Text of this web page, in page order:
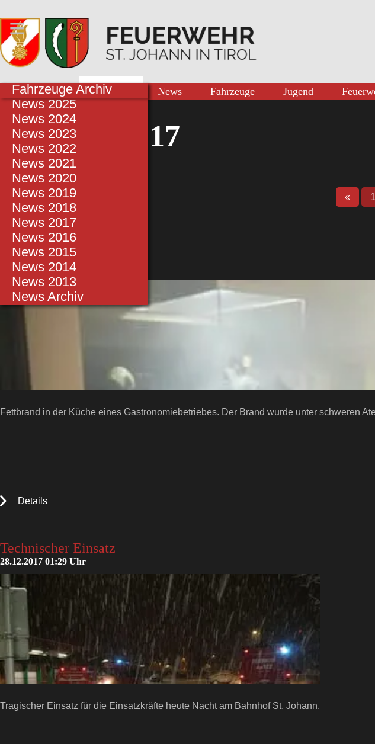
≡
Kontakt zu uns
Mannschaft Einsätze
Einsätze 2026
Einsätze 2025
Einsätze 2024
Einsätze 2023
Einsätze 2022
Einsätze 2021
Einsätze 2020
Einsätze 2019
Einsätze 2018
Einsätze 2017
Einsätze 2016
Einsätze 2015
Einsätze 2014
Einsätze 2013
Einsätze bis 2012
News
News 2026
News 2025
News 2024
News 2023
News 2022
News 2021
News 2020
News 2019
News 2018
News 2017
News 2016
News 2015
News 2014
News 2013
News Archiv
Fahrzeuge
Fahrzeuge Archiv Jugend
Einsätze 2017
« 1
Küchenbrand
31.12.2017 18:19 Uhr
Fettbrand in der Küche eines Gastronomiebetriebes. Der Brand wurde unter schweren
Details
Technischer Einsatz
28.12.2017 01:29 Uhr
Tragischer Einsatz für die Einsatzkräfte heute Nacht am Bahnhof St. Johann.